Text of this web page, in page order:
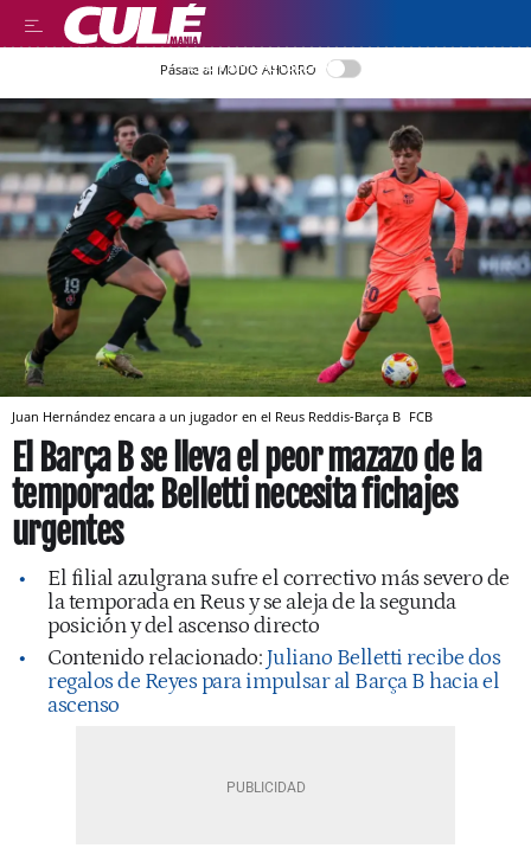
LEER EN CASTELLANO
Pásate al MODO AHORRO
Juan Hernández encara a un jugador en el Reus Reddis-Barça B FCB
El Barça B se lleva el peor mazazo de la
temporada: Belletti necesita fichajes
urgentes
El filial azulgrana sufre el correctivo más severo de
la temporada en Reus y se aleja de la segunda
posición y del ascenso directo
Contenido relacionado: Juliano Belletti recibe dos
regalos de Reyes para impulsar al Barça B hacia el
ascenso